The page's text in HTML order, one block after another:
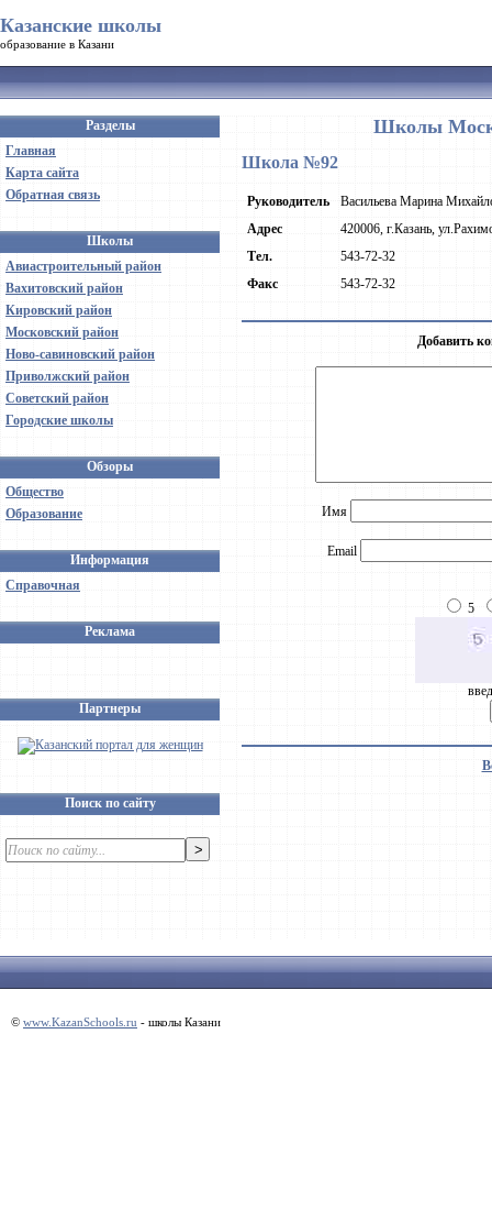
Казанские школы
образование в Казани
Разделы
Главная
Карта сайта
Обратная связь
Школы
Авиастроительный район
Вахитовский район
Кировский район
Московский район
Ново-савиновский район
Приволжский район
Советский район
Городские школы
Обзоры
Общество
Образование
Информация
Справочная
Реклама
Партнеры
Поиск по сайту
Школы
Школа №92
Руководитель
Васильева Марина
Адрес
420006, г.Казань,
Тел.
543-72-32
Факс
543-72-32
Добавить
Имя
Email
5
© www.KazanSchools.ru - школы Казани